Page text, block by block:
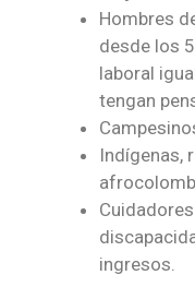
Hombres
desde los
laboral
tengan
Indígenas,
ingresos.